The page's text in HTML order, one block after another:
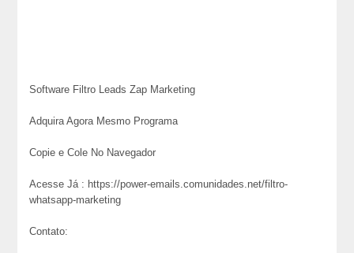
Software Filtro Leads Zap Marketing
Adquira Agora Mesmo Programa
Copie e Cole No Navegador
Acesse Já : https://power-emails.comunidades.net/filtro-
whatsapp-marketing
Contato: